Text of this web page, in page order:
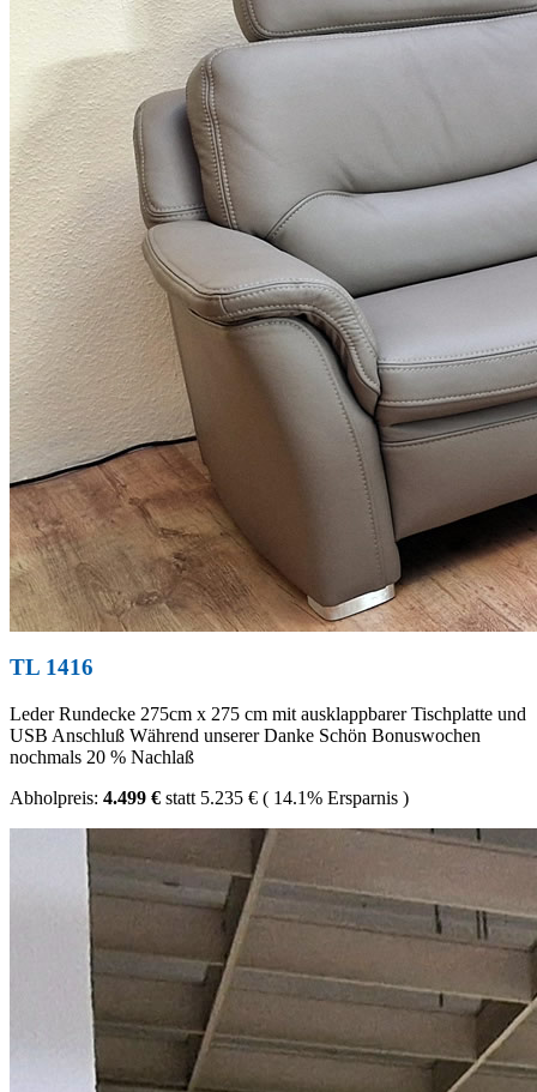
TL 1416
Leder Rundecke 275cm x 275 cm mit ausklappbarer Tischplatte und
USB Anschluß Während unserer Danke Schön Bonuswochen
nochmals 20 % Nachlaß
Abholpreis: 4.499 € statt 5.235 € ( 14.1% Ersparnis )